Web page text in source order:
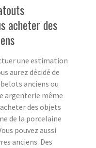
acheter des
une estimation
aurez décidé de
anciens ou
argenterie même
des objets
de la porcelaine
pouvez aussi
anciens. Des